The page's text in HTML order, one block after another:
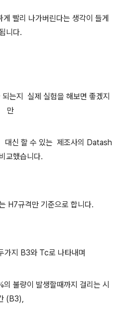
빨리 나가버린다는 생각이 들게
니다.
는지 실제 실험을 해보면 좋겠지
만
대신 할 수 있는 제조사의 Datash
교했습니다.
H7규격만 기준으로 합니다.
가지 B3와 Tc로 나타내며
불량이 발생할때까지 걸리는 시
(B3),